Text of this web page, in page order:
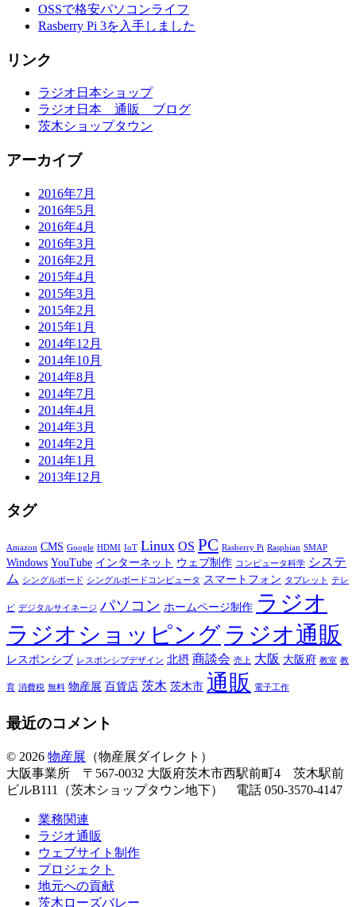
OSSで格安パソコンライフ
Rasberry Pi 3を入手しました
リンク
ラジオ日本ショップ
ラジオ日本 通販 ブログ
茨木ショップタウン
アーカイブ
2016年7月
2016年5月
2016年4月
2016年3月
2016年2月
2015年4月
2015年3月
2015年2月
2015年1月
2014年12月
2014年10月
2014年8月
2014年7月
2014年4月
2014年3月
2014年2月
2014年1月
2013年12月
タグ
Amazon CMS Google HDMI IoT Linux OS PC Rasberry Pi Raspbian SMAP
Windows YouTube インターネット ウェブ制作 コンピュータ科学 システ
ム
シングルボード シングルボードコンピュータ スマートフォン タブレット テレ
ビ デジタルサイネージ パソコン ホームページ制作 ラジオ
ラジオショッピング ラジオ通販
レスポンシブ レスポンシブデザイン 北摂 商談会 売上 大阪 大阪府 教室 教
育 消費税 無料 物産展 百貨店 茨木 茨木市 通販 電子工作
最近のコメント
© 2026 物産展 （物産展ダイレクト）
大阪事業所 〒567-0032 大阪府茨木市西駅前町4 茨木駅前
ビルB111（茨木ショップタウン地下） 電話 050-3570-4147
業務関連
ラジオ通販
ウェブサイト制作
プロジェクト
地元への貢献
茨木ローズバレー